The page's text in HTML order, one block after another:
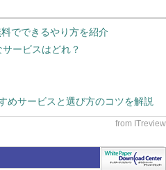
でできるやり方を紹介
ービスはどれ？
めサービスと選び方のコツを解説